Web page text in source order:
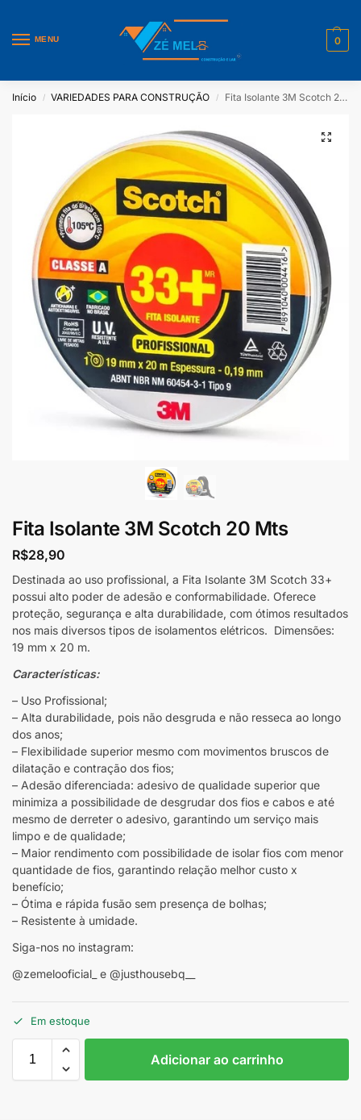
MENU 0
Início / VARIEDADES PARA CONSTRUÇÃO / Fita Isolante 3M Scotch 20 Mts
Fita Isolante 3M Scotch 20 Mts
R$28,90
Destinada ao uso profissional, a Fita Isolante 3M Scotch 33+
possui alto poder de adesão e conformabilidade. Oferece
proteção, segurança e alta durabilidade, com ótimos resultados
nos mais diversos tipos de isolamentos elétricos. Dimensões:
19 mm x 20 m.
Características:
– Uso Profissional;
– Alta durabilidade, pois não desgruda e não resseca ao longo
dos anos;
– Flexibilidade superior mesmo com movimentos bruscos de
dilatação e contração dos fios;
– Adesão diferenciada: adesivo de qualidade superior que
minimiza a possibilidade de desgrudar dos fios e cabos e até
mesmo de derreter o adesivo, garantindo um serviço mais
limpo e de qualidade;
– Maior rendimento com possibilidade de isolar fios com menor
quantidade de fios, garantindo relação melhor custo x
benefício;
– Ótima e rápida fusão sem presença de bolhas;
– Resistente à umidade.
Siga-nos no instagram:
@zemelooficial_ e @justhousebq__
Em estoque
Adicionar ao carrinho